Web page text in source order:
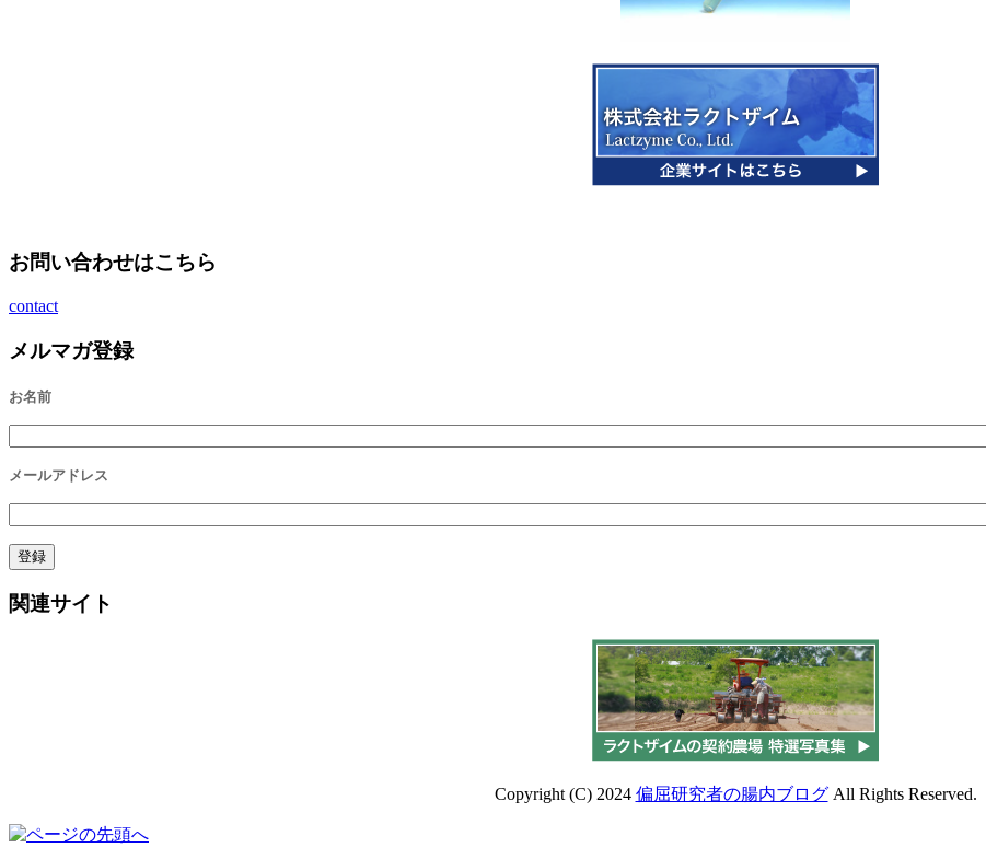
お問い合わせはこちら
contact
メルマガ登録
お名前
メールアドレス
関連サイト
Copyright (C) 2024 偏屈研究者の腸内ブログAll Rights Reserved.